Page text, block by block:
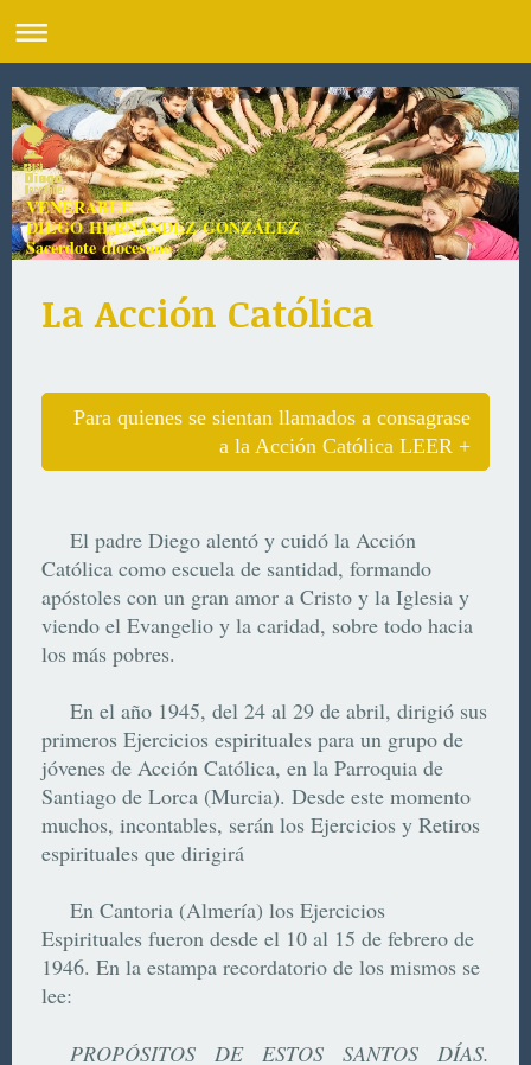
VENERABLE
DIEGO HERNÁNDEZ GONZÁLEZ
Sacerdote diocesano
La Acción Católica
Para quienes se sientan llamados a consagrase
a la Acción Católica LEER +
El padre Diego alentó y cuidó la Acción
Católica como escuela de santidad, formando
apóstoles con un gran amor a Cristo y la Iglesia y
viendo el Evangelio y la caridad, sobre todo hacia
los más pobres.
En el año 1945, del 24 al 29 de abril, dirigió sus
primeros Ejercicios espirituales para un grupo de
jóvenes de Acción Católica, en la Parroquia de
Santiago de Lorca (Murcia). Desde este momento
muchos, incontables, serán los Ejercicios y Retiros
espirituales que dirigirá
En Cantoria (Almería) los Ejercicios
Espirituales fueron desde el 10 al 15 de febrero de
1946. En la estampa recordatorio de los mismos se
lee:
PROPÓSITOS DE ESTOS SANTOS DÍAS.